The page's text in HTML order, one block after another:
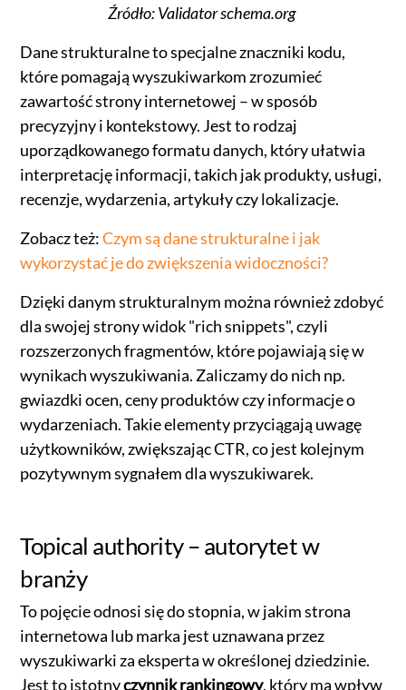
Źródło: Validator schema.org
Dane strukturalne to specjalne znaczniki kodu,
które pomagają wyszukiwarkom zrozumieć
zawartość strony internetowej – w sposób
precyzyjny i kontekstowy. Jest to rodzaj
uporządkowanego formatu danych, który ułatwia
interpretację informacji, takich jak produkty, usługi,
recenzje, wydarzenia, artykuły czy lokalizacje.
Zobacz też:Czym są dane strukturalne i jak
wykorzystać je do zwiększenia widoczności?
Dzięki danym strukturalnym można również zdobyć
dla swojej strony widok "rich snippets", czyli
rozszerzonych fragmentów, które pojawiają się w
wynikach wyszukiwania. Zaliczamy do nich np.
gwiazdki ocen, ceny produktów czy informacje o
wydarzeniach. Takie elementy przyciągają uwagę
użytkowników, zwiększając CTR, co jest kolejnym
pozytywnym sygnałem dla wyszukiwarek.
Topical authority – autorytet w
branży
To pojęcie odnosi się do stopnia, w jakim strona
internetowa lub marka jest uznawana przez
wyszukiwarki za eksperta w określonej dziedzinie.
Jest to istotnyczynnik rankingowy, który ma wpływ